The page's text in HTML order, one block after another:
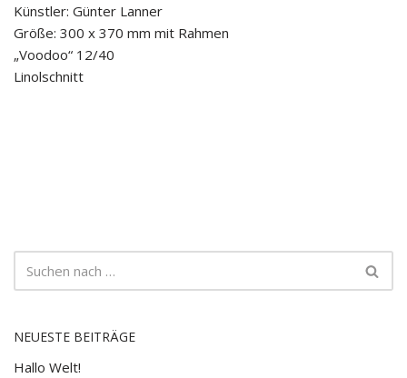
Künstler: Günter Lanner
Größe: 300 x 370 mm mit Rahmen
„Voodoo“ 12/40
Linolschnitt
NEUESTE BEITRÄGE
Hallo Welt!